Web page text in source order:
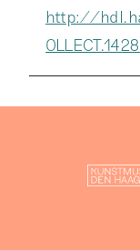
http://